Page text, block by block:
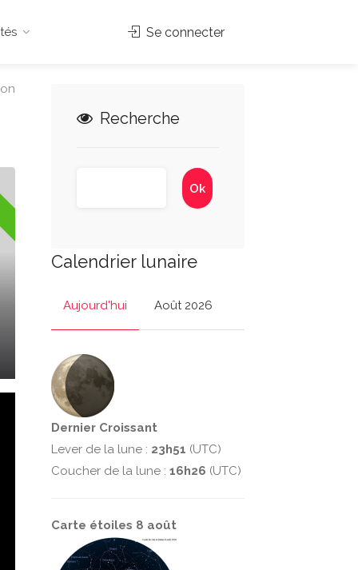
Se connecter
Recherche
Calendrier lunaire
Aujourd'hui Août 2026
Dernier Croissant
Lever de la lune : 23h51 (UTC)
Coucher de la lune : 16h26 (UTC)
Carte étoiles 8 août